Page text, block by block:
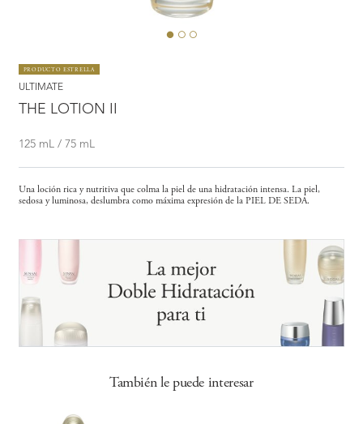
PRODUCTO ESTRELLA
ULTIMATE
THE LOTION II
125 mL / 75 mL
Una loción rica y nutritiva que colma la piel de una hidratación intensa. La piel,
sedosa y luminosa, deslumbra como máxima expresión de la PIEL DE SEDA.
También le puede interesar